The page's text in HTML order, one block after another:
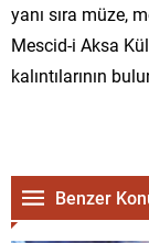
yanı sıra müze,
Mescid-i Aksa
kalıntılarının
Benzer